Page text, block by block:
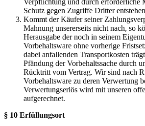
Verpflichtung und durch erforderliche
Schutz gegen Zugriffe Dritter
Kommt der Käufer seiner
Mahnung unsererseits nicht nach, so
Herausgabe der noch in seinem
Vorbehaltsware ohne vorherige
dabei anfallenden Transportkosten
Pfändung der Vorbehaltssache durch
Rücktritt vom Vertrag. Wir sind nach
Vorbehaltsware zu deren Verwertung
Verwertungserlös wird mit unseren
aufgerechnet.
§ 10 Erfüllungsort